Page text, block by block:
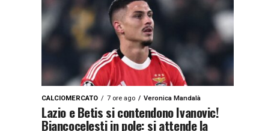
CALCIOMERCATO 7 ore ago Veronica Mandalà
Lazio e Betis si contendono Ivanovic!
Biancocelesti in pole: si attende la